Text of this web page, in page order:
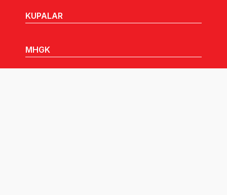
KUPALAR
MHGK